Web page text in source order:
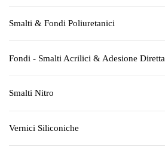
Smalti & Fondi Poliuretanici
Fondi - Smalti Acrilici & Adesione Diretta
Smalti Nitro
Vernici Siliconiche